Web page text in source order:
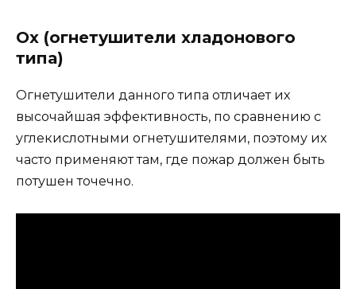
Ох (огнетушители хладонового
типа)
Огнетушители данного типа отличает их
высочайшая эффективность, по сравнению с
углекислотными огнетушителями, поэтому их
часто применяют там, где пожар должен быть
потушен точечно.